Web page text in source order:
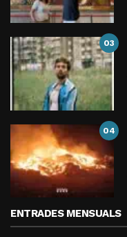
03
04
ENTRADES MENSUALS